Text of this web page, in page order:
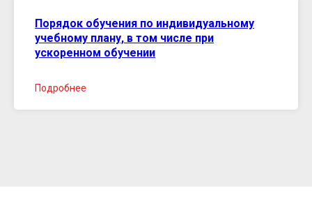
Порядок обучения по индивидуальному
учебному плану, в том числе при
ускоренном обучении
Подробнее